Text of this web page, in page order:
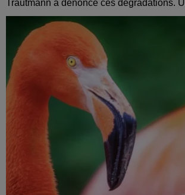
Trautmann a dénoncé ces dégradations.